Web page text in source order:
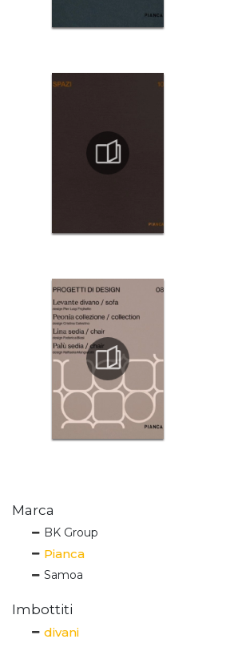
Marca
BK Group
Pianca
Samoa
Imbottiti
divani